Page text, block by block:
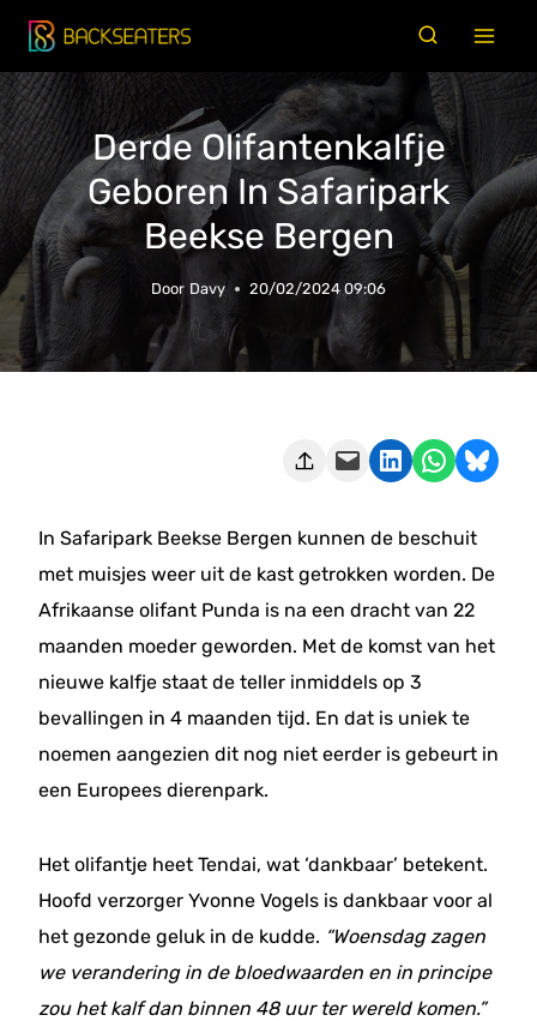
Doorgaan
naar
inhoud
Derde Olifantenkalfje
Geboren In Safaripark
Beekse Bergen
Door Davy 20/02/2024 09:06
Deze pagina e-mailen Delen op LinkedIn Delen via WhatsApp Share on Bluesky
In Safaripark Beekse Bergen kunnen de beschuit
met muisjes weer uit de kast getrokken worden. De
Afrikaanse olifant Punda is na een dracht van 22
maanden moeder geworden. Met de komst van het
nieuwe kalfje staat de teller inmiddels op 3
bevallingen in 4 maanden tijd. En dat is uniek te
noemen aangezien dit nog niet eerder is gebeurt in
een Europees dierenpark.
Het olifantje heet Tendai, wat ‘dankbaar’ betekent.
Hoofd verzorger Yvonne Vogels is dankbaar voor al
het gezonde geluk in de kudde. “Woensdag zagen
we verandering in de bloedwaarden en in principe
zou het kalf dan binnen 48 uur ter wereld komen.”